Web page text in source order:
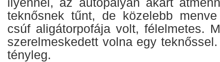
teknősnek tűnt, de közelebb
csúf aligátorpofája volt, félelmetes.
szerelmeskedett volna egy
tényleg.